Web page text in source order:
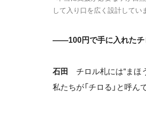
して入り口を広く設計してい
――100円で手に入れたチ
石田 チロル札には“まほ
私たちが「チロる」と呼ん